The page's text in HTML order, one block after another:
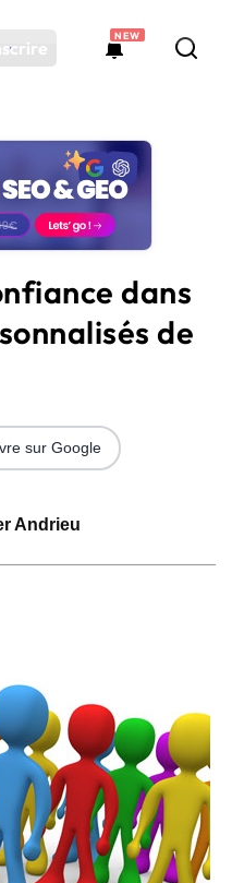
NEW
dans
de
Andrieu
sur Google